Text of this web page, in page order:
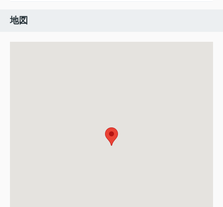
地図